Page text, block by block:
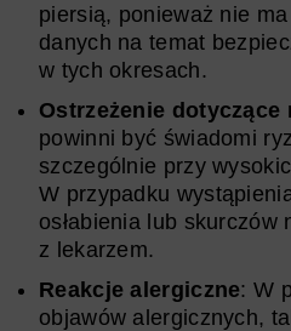
piersią, ponieważ nie
danych na temat
w tych okresach.
Ostrzeżenie dotyczące
powinni być świadomi
szczególnie przy
W przypadku
osłabienia lub skurczów
z lekarzem.
Reakcje alergiczne: W
objawów alergicznych,